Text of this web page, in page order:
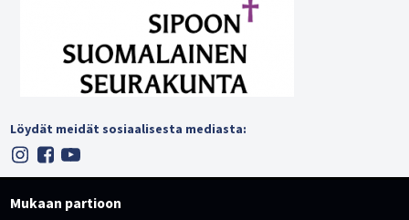
Löydät meidät sosiaalisesta mediasta:
Mukaan partioon